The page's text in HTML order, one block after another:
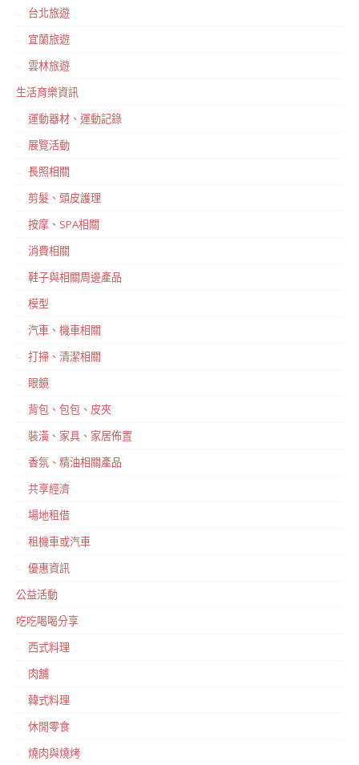
台北旅遊
宜蘭旅遊
雲林旅遊
生活育樂資訊
運動器材、運動記錄
展覽活動
長照相關
剪髮、頭皮護理
按摩、SPA相關
消費相關
鞋子與相關周邊產品
模型
汽車、機車相關
打掃、清潔相關
眼鏡
背包、包包、皮夾
裝潢、家具、家居佈置
香氛、精油相關產品
共享經濟
場地租借
租機車或汽車
優惠資訊
公益活動
吃吃喝喝分享
西式料理
肉舖
韓式料理
休閒零食
燒肉與燒烤